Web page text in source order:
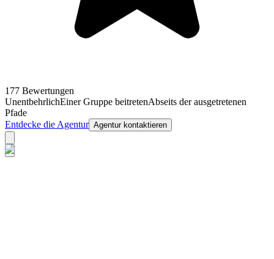
177 Bewertungen
UnentbehrlichEiner Gruppe beitretenAbseits der ausgetretenen
Pfade
Entdecke die Agentur Agentur kontaktieren